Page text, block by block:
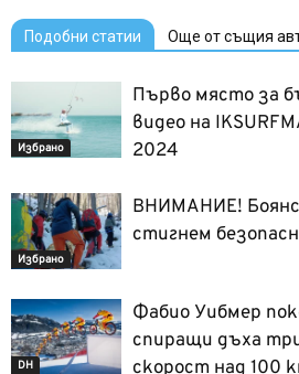
Подобни статии Още от същия
Избрано
Първо място за
видео на
2024
Избрано
ВНИМАНИЕ!
стигнем
DH
Фабио Уибмер
спиращи дъха
скорост над 100